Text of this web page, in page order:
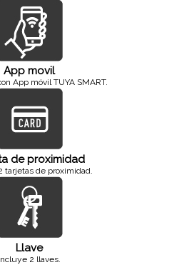
App movil
App móvil TUYA SMART.
de proximidad
tarjetas de proximidad.
Llave
2 llaves.